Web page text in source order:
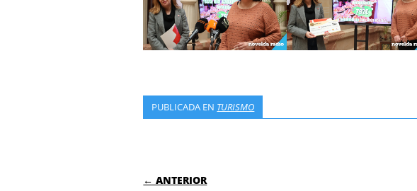
PUBLICADA EN TURISMO
NAVEGACIÓN DE ENTRADAS
← ANTERIOR